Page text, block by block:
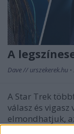
A
Dave // urszekerek.hu •
A Star Trek
válasz és
elmondhatjuk,